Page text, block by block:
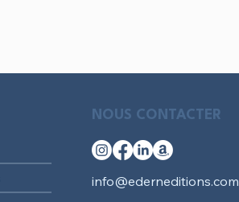
NOUS CONTACTER
info@ederneditions.com